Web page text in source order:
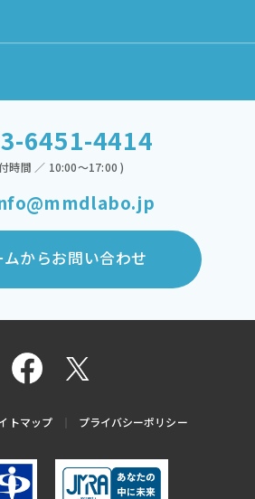
6451-4414
時間 ／ 10:00～17:00 )
ムからお問い合わせ
トマップ プライバシーポリシー